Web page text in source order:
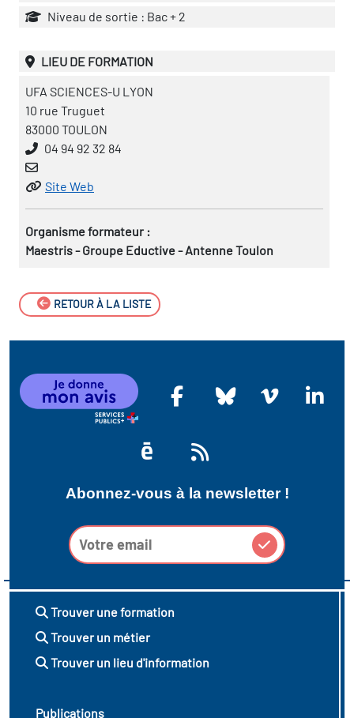
Niveau de sortie : Bac + 2
LIEU DE FORMATION
UFA SCIENCES-U LYON
10 rue Truguet
83000 TOULON
04 94 92 32 84
Site Web
Organisme formateur :
Maestris - Groupe Eductive - Antenne Toulon
RETOUR À LA LISTE
Abonnez-vous à la newsletter !
Trouver une formation
Trouver un métier
Trouver un lieu d'information
Publications